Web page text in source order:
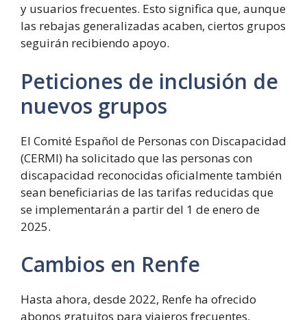
y usuarios frecuentes. Esto significa que, aunque
las rebajas generalizadas acaben, ciertos grupos
seguirán recibiendo apoyo.
Peticiones de inclusión de
nuevos grupos
El Comité Español de Personas con Discapacidad
(CERMI) ha solicitado que las personas con
discapacidad reconocidas oficialmente también
sean beneficiarias de las tarifas reducidas que
se implementarán a partir del 1 de enero de
2025.
Cambios en Renfe
Hasta ahora, desde 2022, Renfe ha ofrecido
abonos gratuitos para viajeros frecuentes,